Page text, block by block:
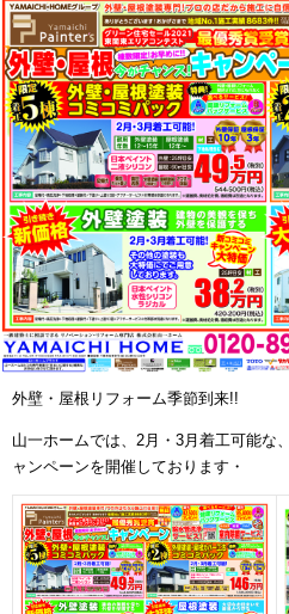
外壁・屋根リフォーム季節到来!!
山一ホームでは、 2 月・ 3 月着工可能な
ャンペーンを開催しております・